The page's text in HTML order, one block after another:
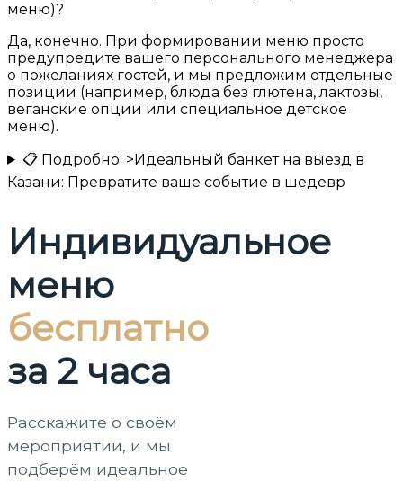
меню)?
Да, конечно. При формировании меню просто
предупредите вашего персонального менеджера
о пожеланиях гостей, и мы предложим отдельные
позиции (например, блюда без глютена, лактозы,
веганские опции или специальное детское
меню).
📋 Подробно: >Идеальный банкет на выезд в
Казани: Превратите ваше событие в шедевр
Индивидуальное
меню
бесплатно
за 2 часа
Расскажите о своём
мероприятии, и мы
подберём идеальное